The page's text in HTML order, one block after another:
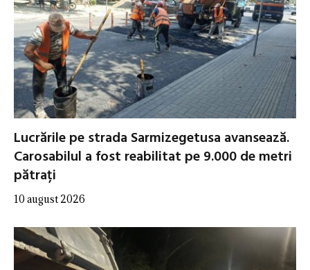
Lucrările pe strada Sarmizegetusa avansează.
Carosabilul a fost reabilitat pe 9.000 de metri
pătrați
10 august 2026